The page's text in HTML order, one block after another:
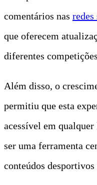
comentários nas redes
que oferecem
diferentes
Além disso, o
permitiu que esta
acessível em
ser uma ferramenta
conteúdos